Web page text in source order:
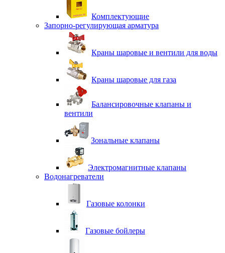
Комплектующие
Запорно-регулирующая арматура
Краны шаровые и вентили для воды
Краны шаровые для газа
Балансировочные клапаны и
вентили
Зональные клапаны
Электромагнитные клапаны
Водонагреватели
Газовые колонки
Газовые бойлеры